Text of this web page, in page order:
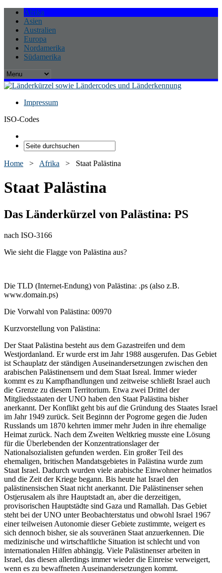
Afrika
Asien
Australien
Europa
Nordamerika
Südamerika
Impressum
ISO-Codes
Home > Afrika > Staat Palästina
Staat Palästina
Das Länderkürzel von Palästina: PS
nach ISO-3166
Wie sieht die Flagge von Palästina aus?
Die TLD (Internet-Endung) von Palästina: .ps (also z.B.
www.domain.ps)
Die Vorwahl von Palästina: 00970
Kurzvorstellung von Palästina:
Der Staat Palästina besteht aus dem Gazastreifen und dem
Westjordanland. Er wurde erst im Jahr 1988 ausgerufen. Das Gebiet
ist Schauplatz der ständigen Auseinandersetzungen zwischen den
arabischen Palästinensern und dem Staat Isreal. Immer wieder
kommt es zu Kampfhandlungen und zeitweise schließt Israel auch
die Grenze zu diesem Territorium. Etwa zwei Drittel der
Mitgliedsstaaten der UNO haben den Staat Palästina bisher
anerkannt. Der Konflikt geht bis auf die Gründung des Staates Israel
im Jahr 1949 zurück. Seit Beginnn der Pogrome gegen die Juden
Russlands um 1870 kehrten immer mehr Juden in ihre ehemalige
Heimat zurück. Nach dem Zweiten Weltkrieg musste eine Lösung
für die Überlebenden der Konzentrationslager der
Nationalsozialisten gefunden werden. Ein großer Teil des
ehemaligen, britischen Mandatsgebietes in Palästina wurde zum
Staat Israel. Dadurch wurden viele arabische Einwohner heimatlos
und die Zeit der Kriege begann. Bis heute hat Israel den
palästinensischen Staat nicht anerkannt. Die Palästinenser sehen
Ostjerusalem als ihre Hauptstadt an, aber die derzeitigen,
provisorischen Hauptstädte sind Gaza und Ramallah. Das Gebiet
steht bei der UNO unter Beobachterstatus und obwohl Israel 1967
einer teilweisen Autonomie dieser Gebiete zustimmte, weigert es
sich dennoch bisher, sie als souveränen Staat anzuerkennen. Die
medizinische und wirtschaftliche Situation ist schlecht und von
internationalen Hilfen abhängig. Viele Palästinenser arbeiten in
Israel, das diesen allerdings immer wieder die Einreise verweigert,
wenn es zu bewaffneten Auseinandersetzungen kommt.